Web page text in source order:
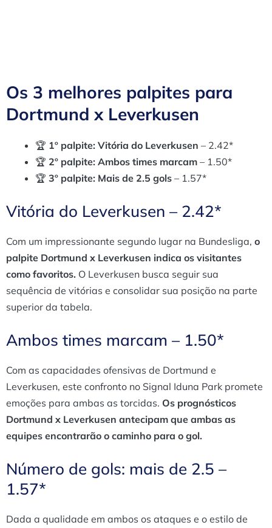
Os 3 melhores palpites para
Dortmund x Leverkusen
🏆 1º palpite: Vitória do Leverkusen – 2.42*
🏆 2º palpite: Ambos times marcam – 1.50*
🏆 3º palpite: Mais de 2.5 gols – 1.57*
Vitória do Leverkusen – 2.42*
Com um impressionante segundo lugar na Bundesliga, o
palpite Dortmund x Leverkusen indica os visitantes
como favoritos. O Leverkusen busca seguir sua
sequência de vitórias e consolidar sua posição na parte
superior da tabela.
Ambos times marcam – 1.50*
Com as capacidades ofensivas de Dortmund e
Leverkusen, este confronto no Signal Iduna Park promete
emoções para ambas as torcidas. Os prognósticos
Dortmund x Leverkusen antecipam que ambas as
equipes encontrarão o caminho para o gol.
Número de gols: mais de 2.5 –
1.57*
Dada a qualidade em ambos os ataques e o estilo de